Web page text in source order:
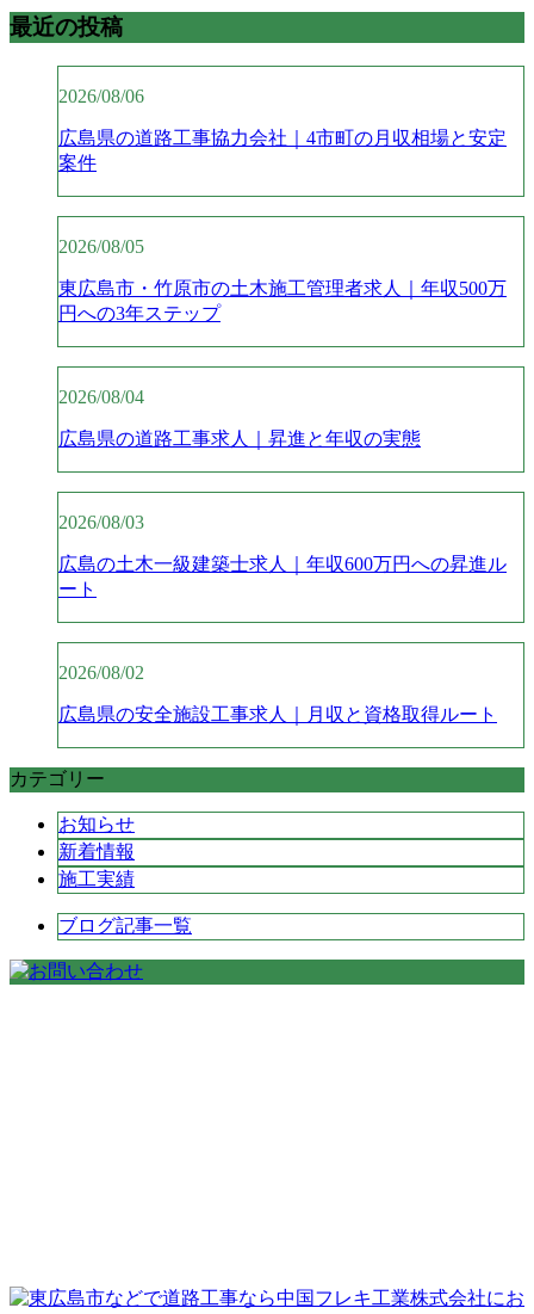
最近の投稿
2026/08/06
広島県の道路工事協力会社｜4市町の月収相場と安定
案件
2026/08/05
東広島市・竹原市の土木施工管理者求人｜年収500万
円への3年ステップ
2026/08/04
広島県の道路工事求人｜昇進と年収の実態
2026/08/03
広島の土木一級建築士求人｜年収600万円への昇進ル
ート
2026/08/02
広島県の安全施設工事求人｜月収と資格取得ルート
カテゴリー
お知らせ
新着情報
施工実績
ブログ記事一覧